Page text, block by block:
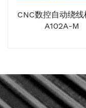
CNC数控自动绕线
A102A-M